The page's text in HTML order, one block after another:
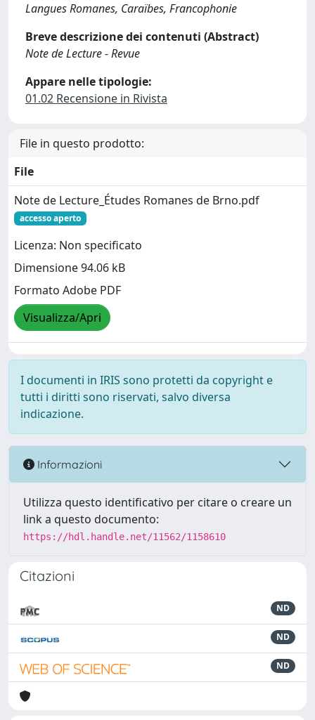
Langues Romanes, Caraïbes, Francophonie
Breve descrizione dei contenuti (Abstract)
Note de Lecture - Revue
Appare nelle tipologie:
01.02 Recensione in Rivista
File in questo prodotto:
File
Note de Lecture_Études Romanes de Brno.pdf
accesso aperto
Licenza: Non specificato
Dimensione 94.06 kB
Formato Adobe PDF
Visualizza/Apri
I documenti in IRIS sono protetti da copyright e
tutti i diritti sono riservati, salvo diversa
indicazione.
Informazioni
Utilizza questo identificativo per citare o creare un
link a questo documento:
https://hdl.handle.net/11562/1158610
Citazioni
ND
ND
ND